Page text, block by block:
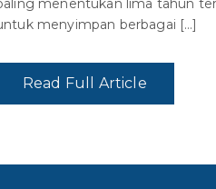
menentukan lima tahun
menyimpan berbagai […]
Read Full Article